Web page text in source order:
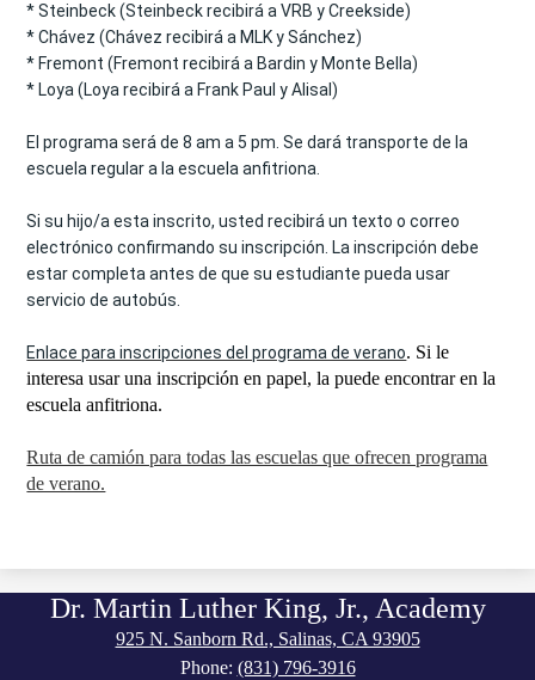
* Steinbeck (Steinbeck recibirá a VRB y Creekside)
* Chávez (Chávez recibirá a MLK y Sánchez)
* Fremont (Fremont recibirá a Bardin y Monte Bella)
* Loya (Loya recibirá a Frank Paul y Alisal)
El programa será de 8 am a 5 pm. Se dará transporte de la
escuela regular a la escuela anfitriona.
Si su hijo/a esta inscrito, usted recibirá un texto o correo
electrónico confirmando su inscripción. La inscripción debe
estar completa antes de que su estudiante pueda usar
servicio de autobús.
Enlace para inscripciones del programa de verano. Si le
interesa usar una inscripción en papel, la puede encontrar en la
escuela anfitriona.
Ruta de camión para todas las escuelas que ofrecen programa
de verano.
Dr. Martin Luther King, Jr., Academy
925 N. Sanborn Rd., Salinas, CA 93905
Phone: (831) 796-3916